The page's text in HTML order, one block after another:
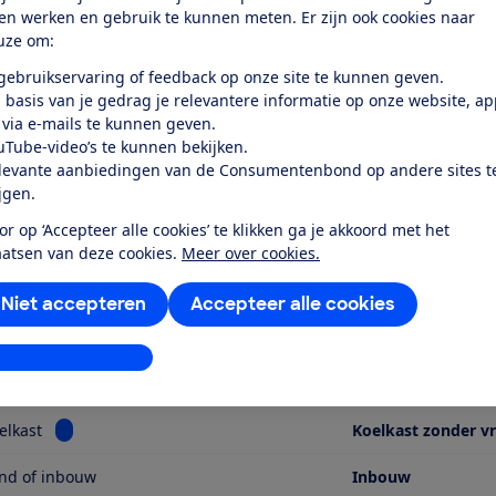
werken en gebruik te kunnen meten. Er zijn ook cookies naar
om:
of feedback op onze site te kunnen geven.
basis van je gedrag je relevantere informatie op onze website,
e-mails te kunnen geven.
video’s te kunnen bekijken.
aanbiedingen van de Consumentenbond op andere sites
op ‘Accepteer alle cookies’ te klikken ga je akkoord met het
van deze cookies. Meer over cookies.
Accepteer alle cookies
Niet accepteren
aanpassen
dit product
door de Consumentenbond
KI41RNSE0 is een inbouwkoelkast zonder vriezer
met een hoogte van 122,2 cm, een breedte van 54
altijd rekening met benodigde extra ventilatieruimte
of vraag dat na bij de verkoper of fabrikant. Het
door de fabrikant opgegeven energieklasse is E.
Bekijk informatie voor Type koelkast Koelkast zonder
of inbouw Inbouw